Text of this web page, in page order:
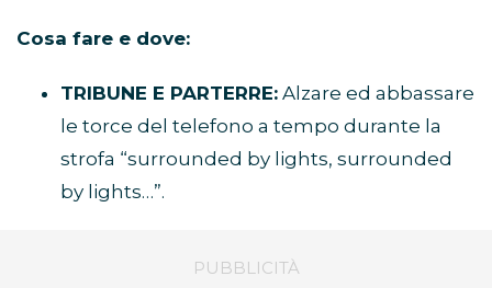
Cosa fare e dove:
TRIBUNE E PARTERRE: Alzare ed abbassare
le torce del telefono a tempo durante la
strofa “surrounded by lights, surrounded
by lights…”.